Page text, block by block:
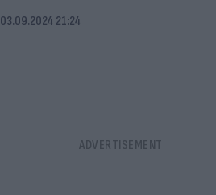
03.09.2024 21:24